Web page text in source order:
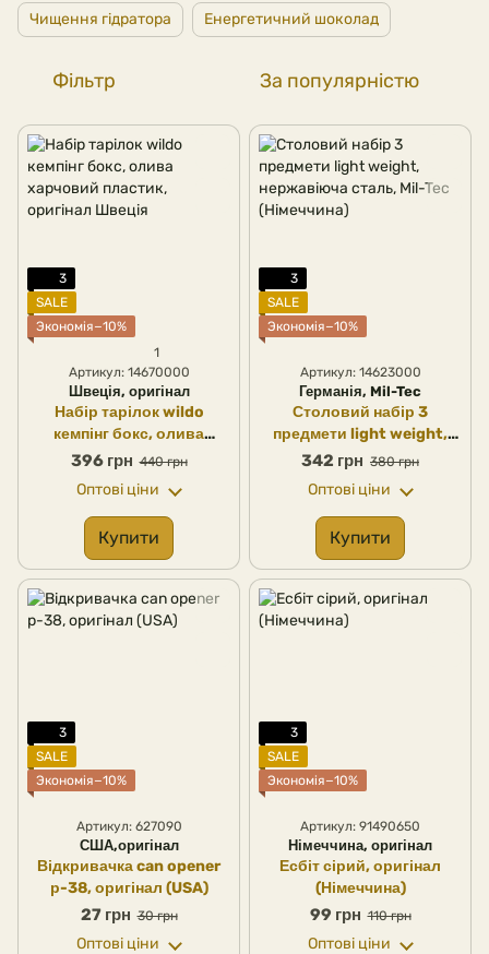
Чищення гідратора Енергетичний шоколад
Фільтр За популярністю
3
SALE
Экономія−10%
1
Артикул: 14670000
Швеція, оригінал
Набір тарілок wildo
кемпінг бокс, олива
харчовий пластик,
396 грн 440 грн
Оптові ціни
Купити
3
SALE
Экономія−10%
Артикул: 14623000
Германія, Mil-Tec
Столовий набір 3
предмети light weight,
нержавіюча сталь, Mil-Tec
342 грн 380 грн
Оптові ціни
Купити
3
SALE
Экономія−10%
Артикул: 627090
США,оригінал
Відкривачка can opener
р-38, оригінал (USA)
27 грн 30 грн
Оптові ціни
3
SALE
Экономія−10%
Артикул: 91490650
Німеччина, оригінал
Есбіт сірий, оригінал
(Німеччина)
99 грн 110 грн
Оптові ціни